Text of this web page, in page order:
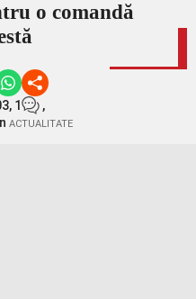
o comandă
1
,
ACTUALITATE